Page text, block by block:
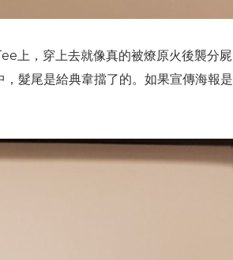
上，穿上去就像真的被燎原火後襲分屍
髮尾是給典韋擋了的。如果宣傳海報是